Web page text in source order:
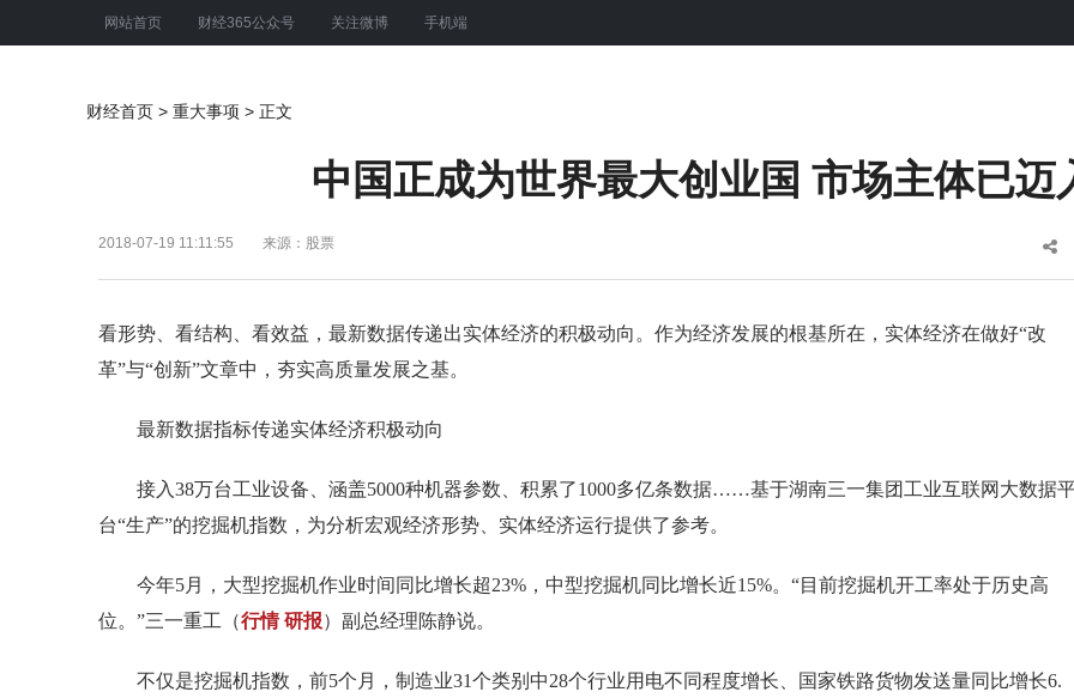
网站首页 财经365公众号 关注微博 手机端
财经首页 > 重大事项 > 正文
中国正成为世界最大创业国 市场主体已迈
2018-07-19 11:11:55 来源：股票
看形势、看结构、看效益，最新数据传递出实体经济的积极动向。作为经济发展的根基所在，实体经济在做好“改
革”与“创新”文章中，夯实高质量发展之基。
最新数据指标传递实体经济积极动向
接入38万台工业设备、涵盖5000种机器参数、积累了1000多亿条数据……基于湖南三一集团工业互联网大数据
台“生产”的挖掘机指数，为分析宏观经济形势、实体经济运行提供了参考。
今年5月，大型挖掘机作业时间同比增长超23%，中型挖掘机同比增长近15%。“目前挖掘机开工率处于历史高
位。”三一重工（行情 研报）副总经理陈静说。
不仅是挖掘机指数，前5个月，制造业31个类别中28个行业用电不同程度增长、国家铁路货物发送量同比增长6.